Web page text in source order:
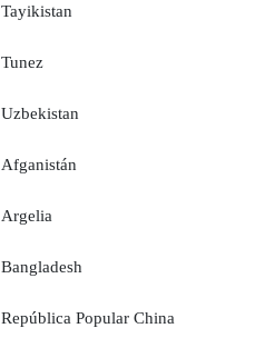
Tayikistan
Tunez
Uzbekistan
Afganistán
Argelia
Bangladesh
República Popular China